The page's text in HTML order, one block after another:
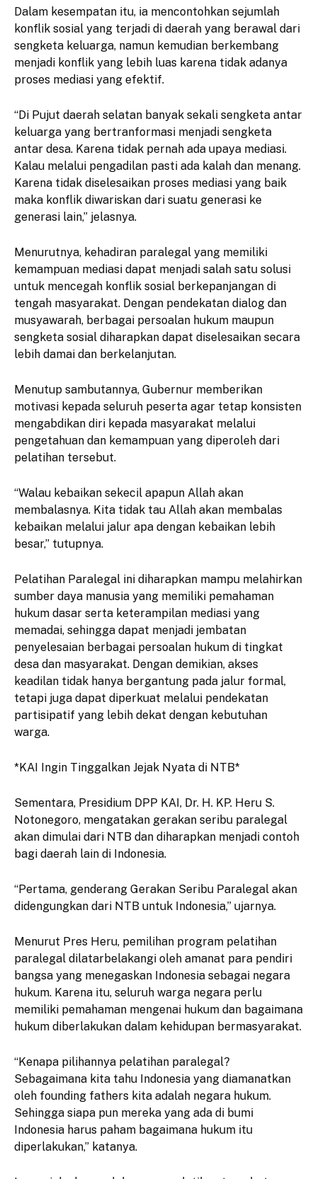
Dalam kesempatan itu, ia mencontohkan sejumlah
konflik sosial yang terjadi di daerah yang berawal dari
sengketa keluarga, namun kemudian berkembang
menjadi konflik yang lebih luas karena tidak adanya
proses mediasi yang efektif.
“Di Pujut daerah selatan banyak sekali sengketa antar
keluarga yang bertranformasi menjadi sengketa
antar desa. Karena tidak pernah ada upaya mediasi.
Kalau melalui pengadilan pasti ada kalah dan menang.
Karena tidak diselesaikan proses mediasi yang baik
maka konflik diwariskan dari suatu generasi ke
generasi lain,” jelasnya.
Menurutnya, kehadiran paralegal yang memiliki
kemampuan mediasi dapat menjadi salah satu solusi
untuk mencegah konflik sosial berkepanjangan di
tengah masyarakat. Dengan pendekatan dialog dan
musyawarah, berbagai persoalan hukum maupun
sengketa sosial diharapkan dapat diselesaikan secara
lebih damai dan berkelanjutan.
Menutup sambutannya, Gubernur memberikan
motivasi kepada seluruh peserta agar tetap konsisten
mengabdikan diri kepada masyarakat melalui
pengetahuan dan kemampuan yang diperoleh dari
pelatihan tersebut.
“Walau kebaikan sekecil apapun Allah akan
membalasnya. Kita tidak tau Allah akan membalas
kebaikan melalui jalur apa dengan kebaikan lebih
besar,” tutupnya.
Pelatihan Paralegal ini diharapkan mampu melahirkan
sumber daya manusia yang memiliki pemahaman
hukum dasar serta keterampilan mediasi yang
memadai, sehingga dapat menjadi jembatan
penyelesaian berbagai persoalan hukum di tingkat
desa dan masyarakat. Dengan demikian, akses
keadilan tidak hanya bergantung pada jalur formal,
tetapi juga dapat diperkuat melalui pendekatan
partisipatif yang lebih dekat dengan kebutuhan
warga.
*KAI Ingin Tinggalkan Jejak Nyata di NTB*
Sementara, Presidium DPP KAI, Dr. H. KP. Heru S.
Notonegoro, mengatakan gerakan seribu paralegal
akan dimulai dari NTB dan diharapkan menjadi contoh
bagi daerah lain di Indonesia.
“Pertama, genderang Gerakan Seribu Paralegal akan
didengungkan dari NTB untuk Indonesia,” ujarnya.
Menurut Pres Heru, pemilihan program pelatihan
paralegal dilatarbelakangi oleh amanat para pendiri
bangsa yang menegaskan Indonesia sebagai negara
hukum. Karena itu, seluruh warga negara perlu
memiliki pemahaman mengenai hukum dan bagaimana
hukum diberlakukan dalam kehidupan bermasyarakat.
“Kenapa pilihannya pelatihan paralegal?
Sebagaimana kita tahu Indonesia yang diamanatkan
oleh founding fathers kita adalah negara hukum.
Sehingga siapa pun mereka yang ada di bumi
Indonesia harus paham bagaimana hukum itu
diperlakukan,” katanya.